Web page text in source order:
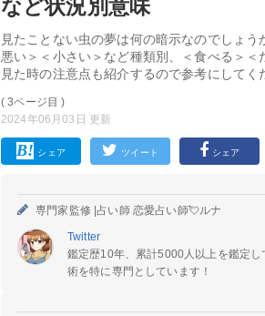
など状況別意味
見たことない虫の夢は何の暗示なのでしょ
悪い＞＜小さい＞など種類別、＜食べる＞
見た時の注意点も紹介するので参考にしてく
( 3ページ目 )
2024年06月03日 更新
シェア ツイート シェア
専門家監修 |占い師 恋愛占い師💘ルナ
Twitter
鑑定歴10年、累計5000人以上を鑑定
術を特に専門としています！